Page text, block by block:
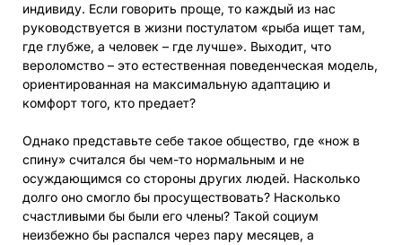
индивиду. Если говорить проще, то каждый из нас
руководствуется в жизни постулатом «рыба ищет там,
где глубже, а человек – где лучше». Выходит, что
вероломство – это естественная поведенческая модель,
ориентированная на максимальную адаптацию и
комфорт того, кто предает?
Однако представьте себе такое общество, где «нож в
спину» считался бы чем-то нормальным и не
осуждающимся со стороны других людей. Насколько
долго оно смогло бы просуществовать? Насколько
счастливыми бы были его члены? Такой социум
неизбежно бы распался через пару месяцев, а